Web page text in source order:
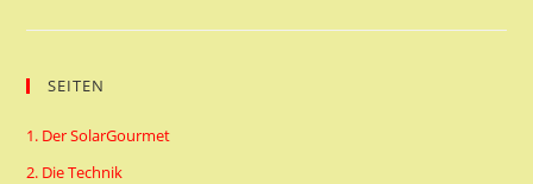
SEITEN
1. Der SolarGourmet
2. Die Technik